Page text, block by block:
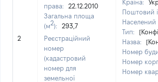
2
права:
22.12.2010
Загальна площа
(м2):
293,7
Реєстраційний
номер
(кадастровий
номер для
земельної
Країна:
Поштовий
Населений
Тип:
Назва:
Номер
Номер
Номер